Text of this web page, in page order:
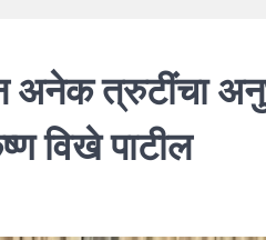
अनेक त्रुटींचा
विखे पाटील